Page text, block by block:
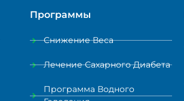
Программы
Снижение Веса
Лечение Сахарного Диабета
Программа Водного